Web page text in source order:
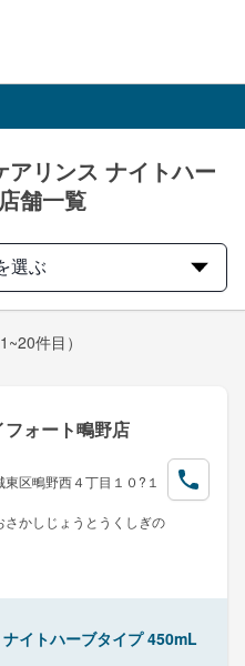
リンス ナイトハー
舗一覧
選ぶ
1~20件目）
ォート鴫野店
区鴫野西４丁目１０?１
さかしじょうとうくしぎの
イトハーブタイプ 450mL